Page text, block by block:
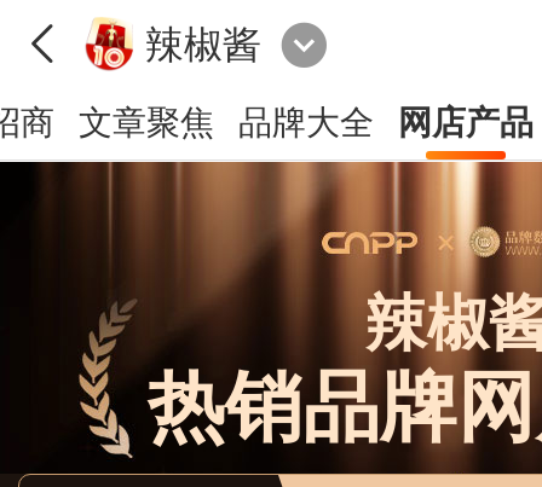
辣椒酱
商 文章聚焦 品牌大全 网店产品
辣椒
热销品牌